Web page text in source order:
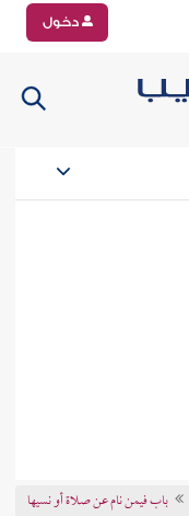
دخول
باب فيمن نام عن صلاة أو نسيها